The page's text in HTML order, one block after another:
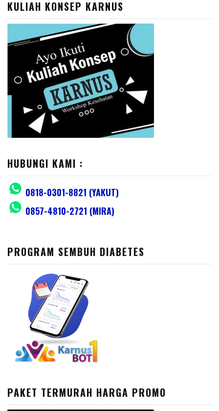
KULIAH KONSEP KARNUS
HUBUNGI KAMI :
0818-0301-8821 (YAKUT)
0857-4810-2721 (MIRA)
PROGRAM SEMBUH DIABETES
PAKET TERMURAH HARGA PROMO